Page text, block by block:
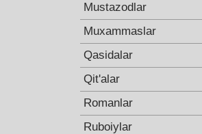
Mustazodlar
Muxammaslar
Qasidalar
Qit'alar
Romanlar
Ruboiylar